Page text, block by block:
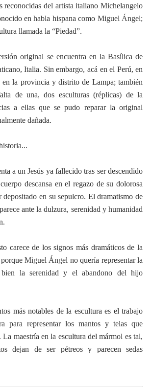
reconocidas del artista italiano Michelangelo
en habla hispana como Miguel Ángel;
llamada la “Piedad”.
original se encuentra en la Basílica de
Italia. Sin embargo, acá en el Perú, en
la provincia y distrito de Lampa; también
de una, dos esculturas (réplicas) de la
a ellas que se pudo reparar la original
dañada.
a un Jesús ya fallecido tras ser descendido
descansa en el regazo de su dolorosa
depositado en su sepulcro. El dramatismo de
ante la dulzura, serenidad y humanidad
carece de los signos más dramáticos de la
Miguel Ángel no quería representar la
la serenidad y el abandono del hijo
más notables de la escultura es el trabajo
para representar los mantos y telas que
maestría en la escultura del mármol es tal,
dejan de ser pétreos y parecen sedas